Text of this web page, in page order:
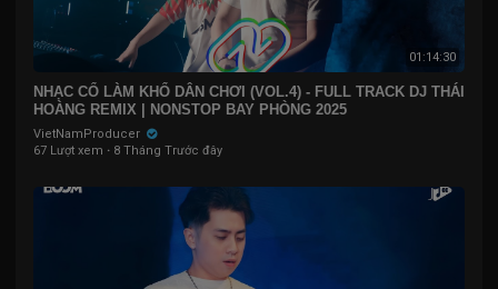
01:14:30
NHẠC CỔ LÀM KHỔ DÂN CHƠI (VOL.4) - FULL TRACK DJ THÁI
HOÀNG REMIX | NONSTOP BAY PHÒNG 2025
VietNamProducer
67 Lượt xem · 8 Tháng Trước đây